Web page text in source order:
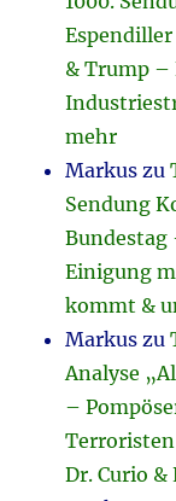
& Trump –
mehr
Markus zu
Sendung
Einigung
kommt &
Markus zu
Analyse
–
Dr. Curio &